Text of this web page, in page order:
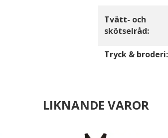
Tvätt- och
skötselråd:
Tryck & broderi:
LIKNANDE VAROR